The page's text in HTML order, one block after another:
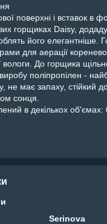
поверхні і вставок в
горщиках Daisy,
його елегантніше.
для аерації
вологи. До горщика
поліпропілен -
не має запаху, стійкий
сонця.
в декількох
Serinova